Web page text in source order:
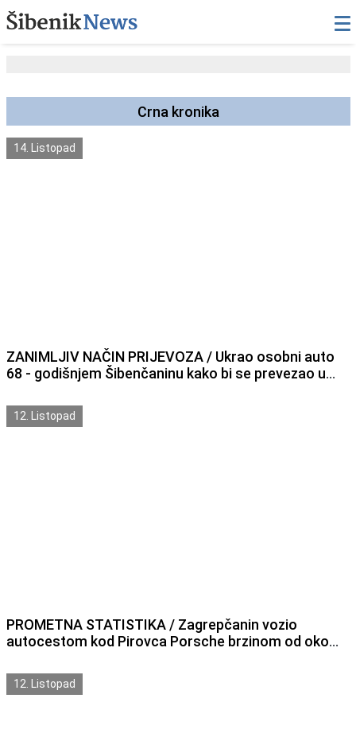
Crna kronika
14. Listopad
ZANIMLJIV NAČIN PRIJEVOZA / Ukrao osobni auto
68 - godišnjem Šibenčaninu kako bi se prevezao u
12. Listopad
PROMETNA STATISTIKA / Zagrepčanin vozio
autocestom kod Pirovca Porsche brzinom od oko
12. Listopad